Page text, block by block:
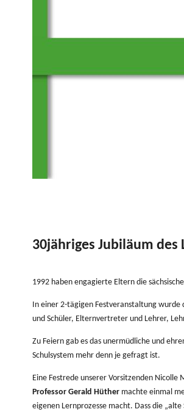
30jähriges Jubiläum
1992 haben engagierte Eltern die
In einer 2-tägigen Festveranstaltung wurde
und Schüler, Elternvertreter und Lehrer,
Zu Feiern gab es das unermüdliche und
Schulsystem mehr denn je gefragt ist.
Eine Festrede unserer Vorsitzenden
Professor Gerald Hüthermachte einmal
eigenen Lernprozesse macht. Dass die